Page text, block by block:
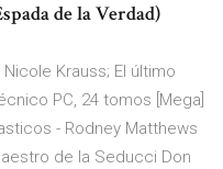
de la Verdad)
Krauss; El último
PC, 24 tomos [Mega]
- Rodney Matthews
de la Seducci Don